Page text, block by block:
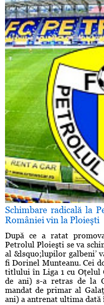
Schimbare radicală la
României vin la Ploieşti
După ce a ratat
Petrolul Ploieşti se va
al &lsquo;lupilor galbeni’
fi Dorinel Munteanu. Cei
titlului în Liga 1 cu Oţelul
de ani) s-a retras de la
mandat de primar al
ani) a antrenat ultima dată